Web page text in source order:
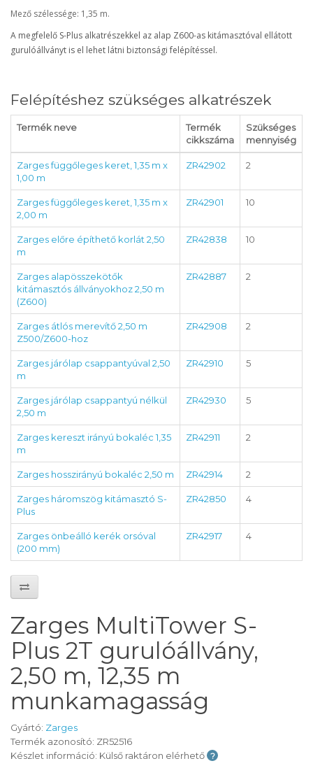
Mező szélessége: 1,35 m.
A megfelelő S-Plus alkatrészekkel az alap Z600-as kitámasztóval ellátott
gurulóállványt is el lehet látni biztonsági felépítéssel.
Felépítéshez szükséges alkatrészek
Termék neve
Termék
cikkszáma
Szükséges
mennyiség
Zarges függőleges keret, 1,35 m x
1,00 m
ZR42902 2
Zarges függőleges keret, 1,35 m x
2,00 m
ZR42901 10
Zarges előre építhető korlát 2,50
m
ZR42838 10
Zarges alapösszekötők
kitámasztós állványokhoz 2,50 m
(Z600)
ZR42887 2
Zarges átlós merevítő 2,50 m
Z500/Z600-hoz
ZR42908 2
Zarges járólap csappantyúval 2,50
m
ZR42910 5
Zarges járólap csappantyú nélkül
2,50 m
ZR42930 5
Zarges kereszt irányú bokaléc 1,35
m
ZR42911 2
Zarges hosszirányú bokaléc 2,50 m ZR42914 2
Zarges háromszög kitámasztó S-
Plus
ZR42850 4
Zarges önbeálló kerék orsóval
(200 mm)
ZR42917 4
Zarges MultiTower S-
Plus 2T gurulóállvány,
2,50 m, 12,35 m
munkamagasság
Gyártó: Zarges
Termék azonosító: ZR52516
Készlet információ: Külső raktáron elérhető